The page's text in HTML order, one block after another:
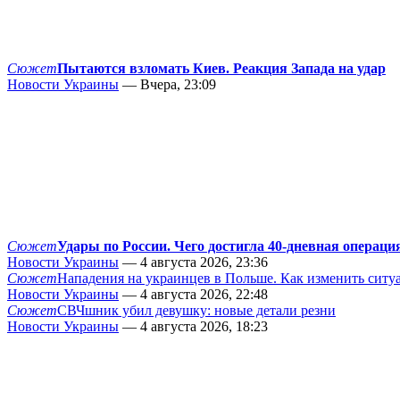
СюжетПытаются взломать Киев. Реакция Запада на удар
Новости Украины — Вчера, 23:09
СюжетУдары по России. Чего достигла 40-дневная
Новости Украины — 4 августа 2026, 23:36
СюжетНападения на украинцев в Польше. Как изменить
Новости Украины — 4 августа 2026, 22:48
СюжетСВЧшник убил девушку: новые детали резни
Новости Украины — 4 августа 2026, 18:23